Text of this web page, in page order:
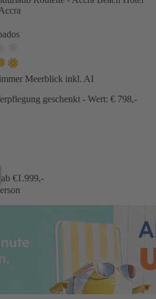
Meerblick inkl. AI
geschenkt - Wert: € 798,-
ab €1.999,-